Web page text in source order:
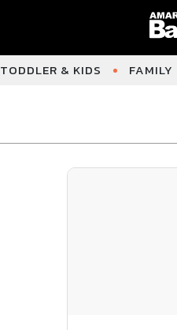
TODDLER & KIDS FAMILY